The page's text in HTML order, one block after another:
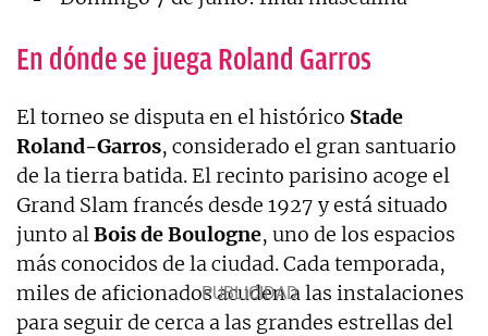
En dónde se juega Roland Garros
El torneo se disputa en el histórico Stade
Roland-Garros, considerado el gran santuario
de la tierra batida. El recinto parisino acoge el
Grand Slam francés desde 1927 y está situado
junto alBois de Boulogne, uno de los espacios
más conocidos de la ciudad. Cada temporada,
miles de aficionados acuden a las instalaciones
para seguir de cerca a las grandes estrellas del